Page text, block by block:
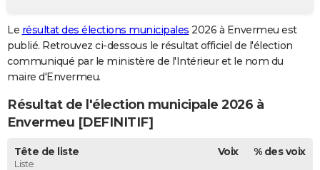
GUIDES D'ACHAT
BONS PLANS
CARTE DE VOEUX
Carte de Noël
Carte Bonne année
Carte Saint-Valentin
Carte Pâques
Carte d'anniversaire
Dictionnaire
Biographies
Citations
Expressions
Proverbes
PROGRAMME TV
Le résultat des élections municipales 2026 à Envermeu est
publié. Retrouvez ci-dessous le résultat officiel de l'élection
communiqué par le ministère de l'Intérieur et le nom du
maire d'Envermeu.
Résultat de l'élection municipale 2026 à
Envermeu [DEFINITIF]
Tête de liste
Liste
Voix % des voix